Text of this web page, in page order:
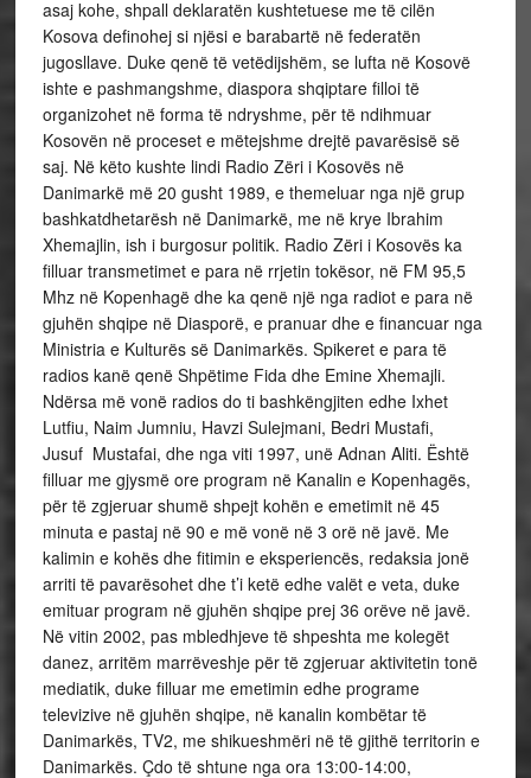
asaj kohe, shpall deklaratën kushtetuese me të cilën
Kosova definohej si njësi e barabartë në federatën
jugosllave. Duke qenë të vetëdijshëm, se lufta në Kosovë
ishte e pashmangshme, diaspora shqiptare filloi të
organizohet në forma të ndryshme, për të ndihmuar
Kosovën në proceset e mëtejshme drejtë pavarësisë së
saj. Në këto kushte lindi Radio Zëri i Kosovës në
Danimarkë më 20 gusht 1989, e themeluar nga një grup
bashkatdhetarësh në Danimarkë, me në krye Ibrahim
Xhemajlin, ish i burgosur politik. Radio Zëri i Kosovës ka
filluar transmetimet e para në rrjetin tokësor, në FM 95,5
Mhz në Kopenhagë dhe ka qenë një nga radiot e para në
gjuhën shqipe në Diasporë, e pranuar dhe e financuar nga
Ministria e Kulturës së Danimarkës. Spikeret e para të
radios kanë qenë Shpëtime Fida dhe Emine Xhemajli.
Ndërsa më vonë radios do ti bashkëngjiten edhe Ixhet
Lutfiu, Naim Jumniu, Havzi Sulejmani, Bedri Mustafi,
Jusuf Mustafai, dhe nga viti 1997, unë Adnan Aliti. Është
filluar me gjysmë ore program në Kanalin e Kopenhagës,
për të zgjeruar shumë shpejt kohën e emetimit në 45
minuta e pastaj në 90 e më vonë në 3 orë në javë. Me
kalimin e kohës dhe fitimin e eksperiencës, redaksia jonë
arriti të pavarësohet dhe t’i ketë edhe valët e veta, duke
emituar program në gjuhën shqipe prej 36 orëve në javë.
Në vitin 2002, pas mbledhjeve të shpeshta me kolegët
danez, arritëm marrëveshje për të zgjeruar aktivitetin tonë
mediatik, duke filluar me emetimin edhe programe
televizive në gjuhën shqipe, në kanalin kombëtar të
Danimarkës, TV2, me shikueshmëri në të gjithë territorin e
Danimarkës. Çdo të shtune nga ora 13:00-14:00,